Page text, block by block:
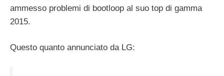
ammesso problemi di bootloop al suo top di gamma
2015.
Questo quanto annunciato da LG: